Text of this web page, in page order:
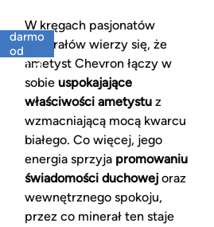
darmo
od
150 zł
W kręgach pasjonatów
minerałów wierzy się, że
ametyst Chevron łączy w
sobie uspokajające
właściwości ametystu z
wzmacniającą mocą kwarcu
białego. Co więcej, jego
energia sprzyja promowaniu
świadomości duchowejoraz
wewnętrznego spokoju,
przez co minerał ten staje